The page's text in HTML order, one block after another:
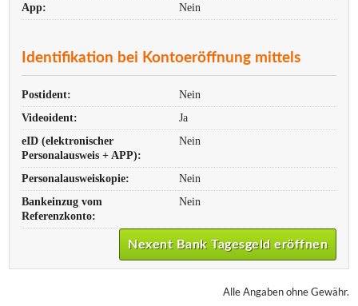
App:
Nein
Identifikation bei Kontoeröffnung mittels
Postident:
Nein
Videoident:
Ja
eID (elektronischer
Personalausweis + APP):
Nein
Personalausweiskopie:
Nein
Bankeinzug vom
Referenzkonto:
Nein
Nexent Bank Tagesgeld eröffnen
Alle Angaben ohne Gewähr.